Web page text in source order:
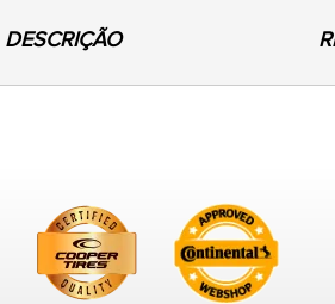
DESCRIÇÃO